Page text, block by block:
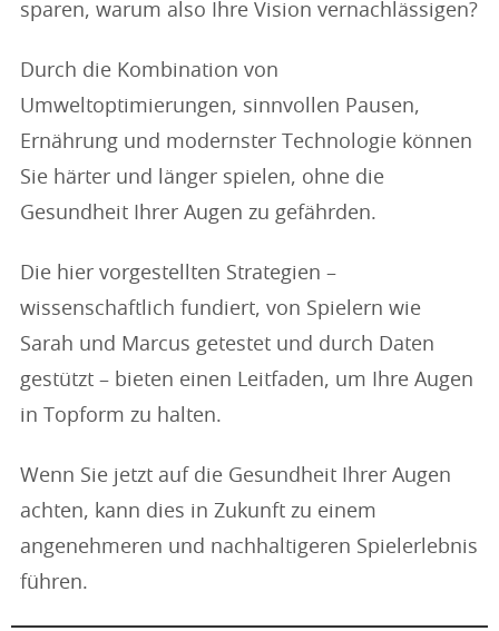
sparen, warum also Ihre Vision vernachlässigen?
Durch die Kombination von
Umweltoptimierungen, sinnvollen Pausen,
Ernährung und modernster Technologie können
Sie härter und länger spielen, ohne die
Gesundheit Ihrer Augen zu gefährden.
Die hier vorgestellten Strategien –
wissenschaftlich fundiert, von Spielern wie
Sarah und Marcus getestet und durch Daten
gestützt – bieten einen Leitfaden, um Ihre Augen
in Topform zu halten.
Wenn Sie jetzt auf die Gesundheit Ihrer Augen
achten, kann dies in Zukunft zu einem
angenehmeren und nachhaltigeren Spielerlebnis
führen.